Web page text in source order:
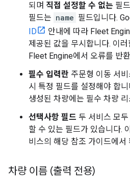
되며 직접 설정할 수 없는 필
필드는 name 필드입니다.
ID
안내에 따라 Fleet
제공된 값을 무시합니다. 이
Fleet Engine에서 오류를 반
필수 입력란 주문형 이동 서
시 특정 필드를 설정해야 합
생성된 차량에는 필수 차량
선택사항 필드 두 서비스 모
할 수 있는 필드가 있습니다.
비스의 해당 참조 가이드에서
차량 이름 (출력 전용)